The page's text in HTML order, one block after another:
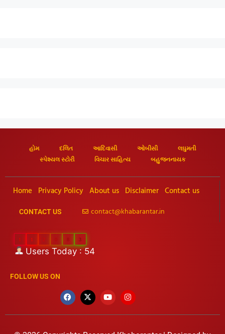
હોમ દલિત આદિવાસી ઓબીસી
લઘુમતી
સ્પેશ્યલ સ્ટોરી
વિચાર સાહિત્ય બહુજનનાયક
Home Privacy Policy About us Disclaimer Contact us
CONTACT US contact@khabarantar.in
1 1 2 3
Users Today : 54
FOLLOW US ON